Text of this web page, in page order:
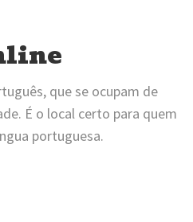
que se ocupam de
É o local certo para quem
portuguesa.